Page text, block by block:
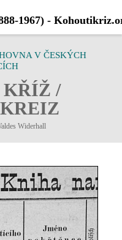
V ČESKÝCH
/
Widerhall
1967) -